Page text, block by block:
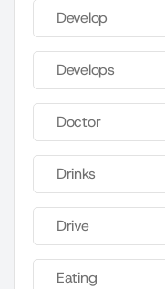
Develop
Develops
Doctor
Drinks
Drive
Eating